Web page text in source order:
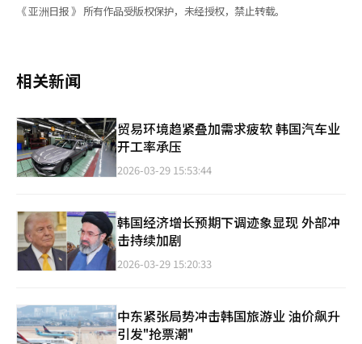
《 亚洲日报 》 所有作品受版权保护，未经授权，禁止转载。
相关新闻
贸易环境趋紧叠加需求疲软 韩国汽车业
开工率承压
2026-03-29 15:53:44
韩国经济增长预期下调迹象显现 外部冲
击持续加剧
2026-03-29 15:20:33
中东紧张局势冲击韩国旅游业 油价飙升
引发"抢票潮"